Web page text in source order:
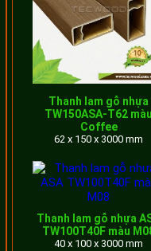
công trình thường sử
như hệ
lam che nắng,
trí sân vườn, khuôn viên
Thanh lam gỗ nhựa
TW150ASA-T62 màu
Coffee
62 x 150 x 3000 mm
Thanh lam gỗ nhựa
TW100T40F màu
40 x 100 x 3000 mm